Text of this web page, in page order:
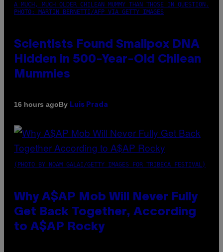
A MUCH, MUCH OLDER CHILEAN MUMMY THAN THOSE IN QUESTION.
PHOTO: MARTIN BERNETTI/AFP VIA GETTY IMAGES
Scientists Found Smallpox DNA
Hidden in 500-Year-Old Chilean
Mummies
16 hours agoBy Luis Prada
(PHOTO BY NOAM GALAI/GETTY IMAGES FOR TRIBECA FESTIVAL)
Why A$AP Mob Will Never Fully
Get Back Together, According
to A$AP Rocky